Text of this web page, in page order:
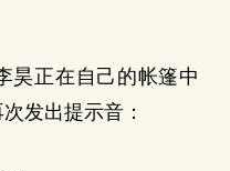
正在自己的帐篷中
发出提示音：